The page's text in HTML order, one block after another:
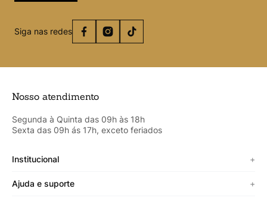
Siga nas redes
Nosso atendimento
Segunda à Quinta das 09h às 18h
Sexta das 09h ás 17h, exceto feriados
Institucional +
Sobre a Cicero
Ajuda e suporte +